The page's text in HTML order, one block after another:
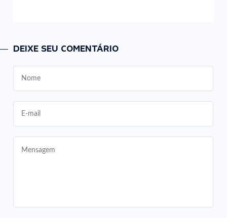
DEIXE SEU COMENTÁRIO